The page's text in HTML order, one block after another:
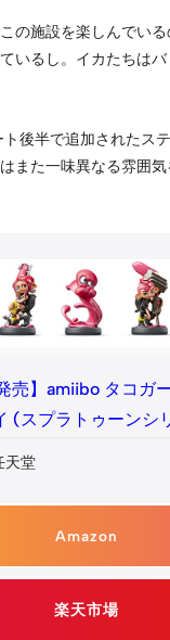
の施設を楽しんでいる
いるし。イカたちは
ト後半で追加されたス
また一味異なる雰囲
売】amiibo タコガ
(スプラトゥーンシ
天堂
Amazon
楽天市場